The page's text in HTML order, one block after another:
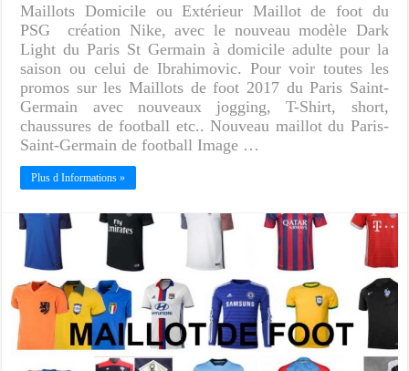
Maillots Domicile ou Extérieur Maillot de foot du
PSG création Nike, avec le nouveau modèle Dark
Light du Paris St Germain à domicile adulte pour la
saison ou celui de Ibrahimovic. Pour voir toutes les
promos sur les Maillots de foot 2017 du Paris Saint-
Germain avec nouveaux jogging, T-Shirt, short,
chaussures de football etc.. Nouveau maillot du Paris-
Saint-Germain de football Image …
Plus d Informations »